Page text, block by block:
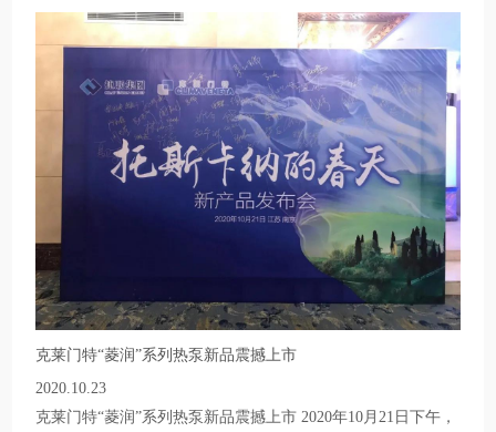
克莱门特“菱润”系列热泵新品震撼上市
2020.10.23
克莱门特“菱润”系列热泵新品震撼上市 2020年10月21日下午，